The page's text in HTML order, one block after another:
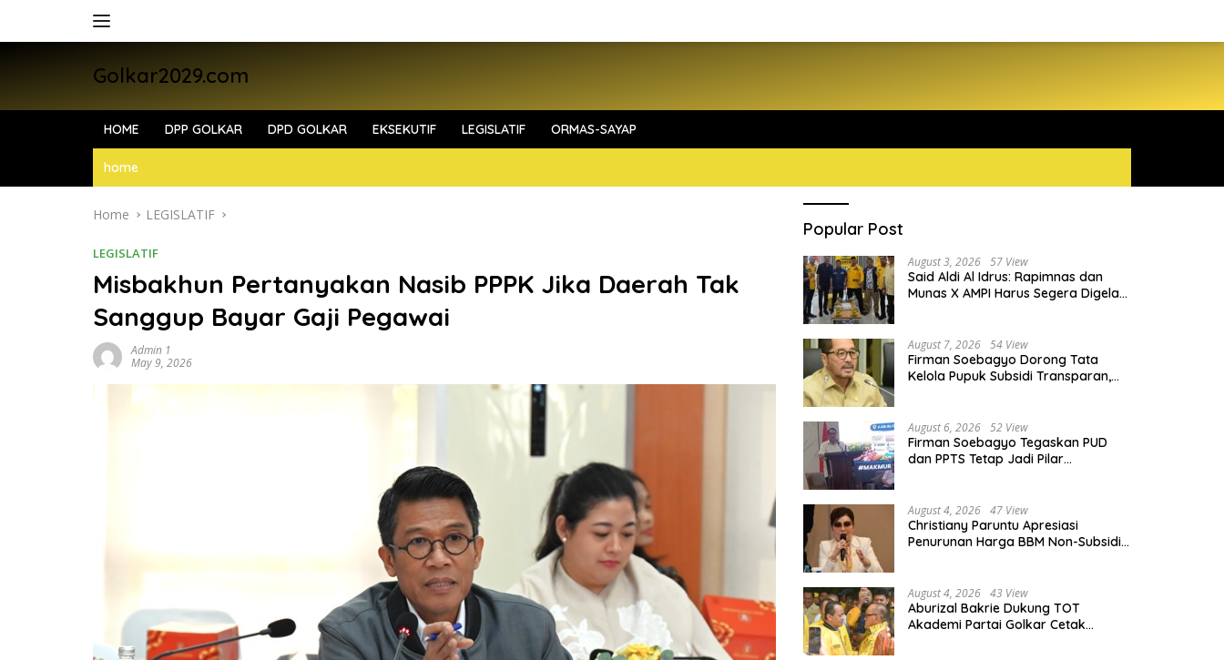
Golkar2029.com
HOME DPP GOLKAR DPD GOLKAR EKSEKUTIF LEGISLATIF ORMAS-SAYAP
home
Home LEGISLATIF
LEGISLATIF
Misbakhun Pertanyakan Nasib PPPK Jika Daerah Tak
Sanggup Bayar Gaji Pegawai
Admin 1
May 9, 2026
Popular Post
August 3, 2026 57 View
Said Aldi Al Idrus: Rapimnas dan
Munas X AMPI Harus Segera Digelar
August 7, 2026 54 View
Firman Soebagyo Dorong Tata
Kelola Pupuk Subsidi Transparan,
August 6, 2026 52 View
Firman Soebagyo Tegaskan PUD
dan PPTS Tetap Jadi Pilar
August 4, 2026 47 View
Christiany Paruntu Apresiasi
Penurunan Harga BBM Non-Subsidi,
August 4, 2026 43 View
Aburizal Bakrie Dukung TOT
Akademi Partai Golkar Cetak